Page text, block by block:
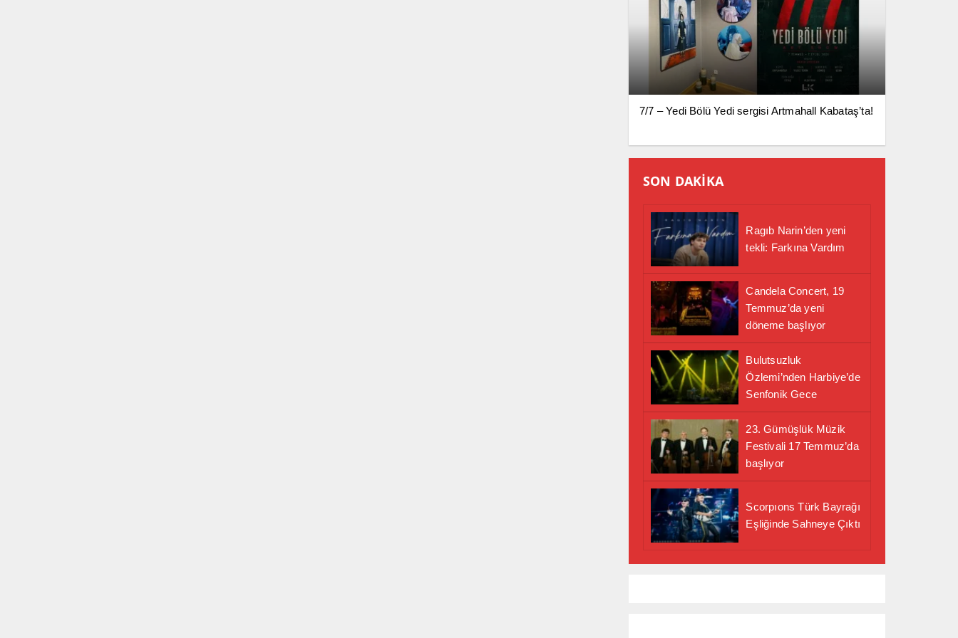
7/7 – Yedi Bölü Yedi sergisi Artmahall Kabataş’ta!
SON DAKİKA
Ragıb Narin’den yeni
tekli: Farkına Vardım
Candela Concert, 19
Temmuz’da yeni
döneme başlıyor
Bulutsuzluk
Özlemi’nden Harbiye’de
Senfonik Gece
23. Gümüşlük Müzik
Festivali 17 Temmuz’da
başlıyor
Scorpıons Türk Bayrağı
Eşliğinde Sahneye Çıktı